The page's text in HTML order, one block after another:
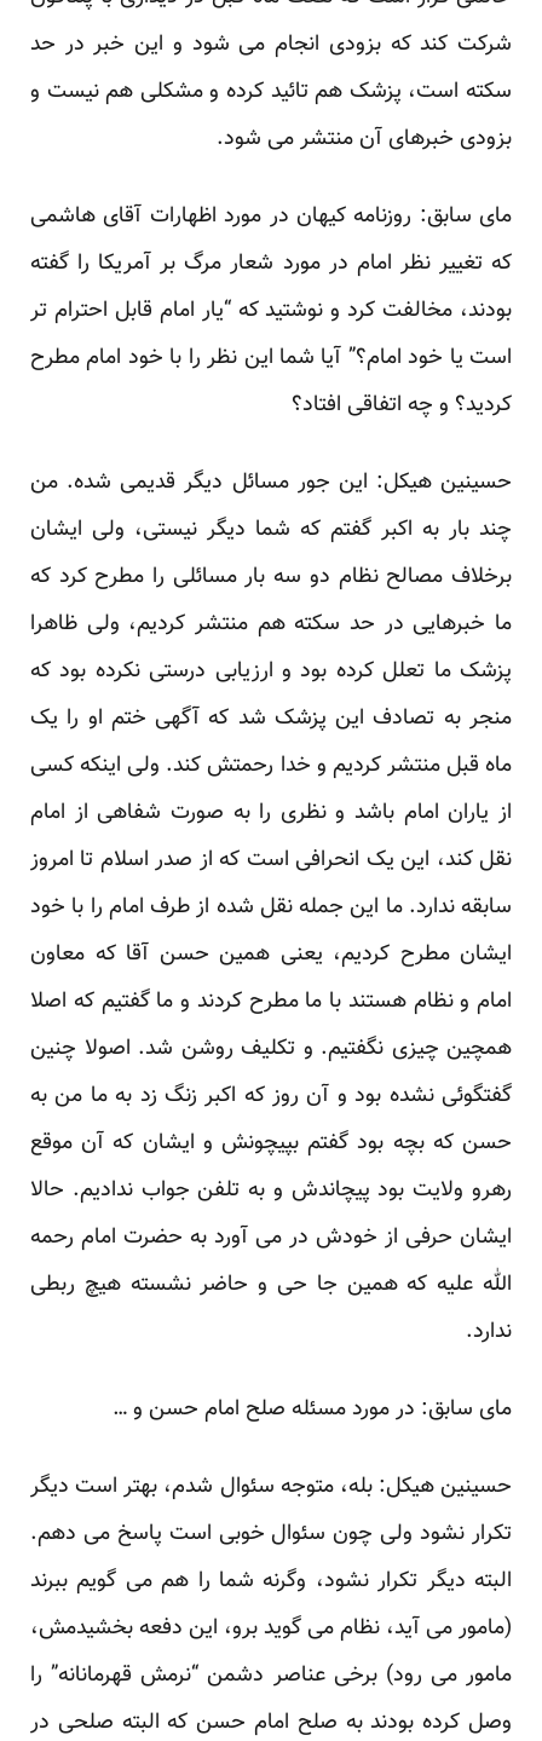
شرکت کند که بزودی انجام می شود و این خبر در حد
سکته است، پزشک هم تائید کرده و مشکلی هم نیست و
بزودی خبرهای آن منتشر می شود.
مای سابق: روزنامه کیهان در مورد اظهارات آقای هاشمی
که تغییر نظر امام در مورد شعار مرگ بر آمریکا را گفته
بودند، مخالفت کرد و نوشتید که “یار امام قابل احترام تر
است یا خود امام؟” آیا شما این نظر را با خود امام مطرح
کردید؟ و چه اتفاقی افتاد؟
حسینین هیکل: این جور مسائل دیگر قدیمی شده. من
چند بار به اکبر گفتم که شما دیگر نیستی، ولی ایشان
برخلاف مصالح نظام دو سه بار مسائلی را مطرح کرد که
ما خبرهایی در حد سکته هم منتشر کردیم، ولی ظاهرا
پزشک ما تعلل کرده بود و ارزیابی درستی نکرده بود که
منجر به تصادف این پزشک شد که آگهی ختم او را یک
ماه قبل منتشر کردیم و خدا رحمتش کند. ولی اینکه کسی
از یاران امام باشد و نظری را به صورت شفاهی از امام
نقل کند، این یک انحرافی است که از صدر اسلام تا امروز
سابقه ندارد. ما این جمله نقل شده از طرف امام را با خود
ایشان مطرح کردیم، یعنی همین حسن آقا که معاون
امام و نظام هستند با ما مطرح کردند و ما گفتیم که اصلا
همچین چیزی نگفتیم. و تکلیف روشن شد. اصولا چنین
گفتگوئی نشده بود و آن روز که اکبر زنگ زد به ما من به
حسن که بچه بود گفتم بپیچونش و ایشان که آن موقع
رهرو ولایت بود پیچاندش و به تلفن جواب ندادیم. حالا
ایشان حرفی از خودش در می آورد به حضرت امام رحمه
الله علیه که همین جا حی و حاضر نشسته هیچ ربطی
ندارد.
مای سابق: در مورد مسئله صلح امام حسن و …
حسینین هیکل: بله، متوجه سئوال شدم، بهتر است دیگر
تکرار نشود ولی چون سئوال خوبی است پاسخ می دهم.
البته دیگر تکرار نشود، وگرنه شما را هم می گویم ببرند
(مامور می آید، نظام می گوید برو، این دفعه بخشیدمش،
مامور می رود) برخی عناصر دشمن “نرمش قهرمانانه” را
وصل کرده بودند به صلح امام حسن که البته صلحی در